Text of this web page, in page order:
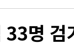
식…'전례 없는 특급대
량폭탄 폭발 사건
33명